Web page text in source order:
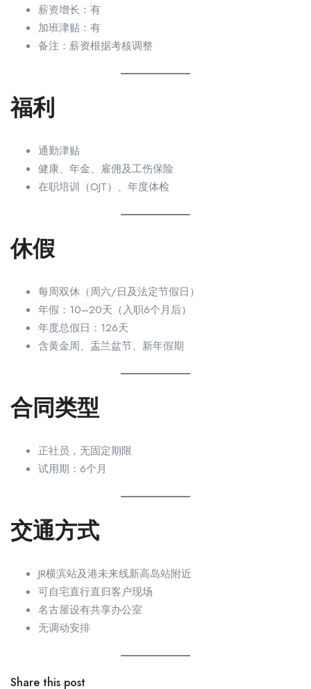
薪资增长：有
加班津贴：有
备注：薪资根据考核调整
福利
通勤津贴
健康、年金、雇佣及工伤保险
在职培训（OJT）、年度体检
休假
每周双休（周六/日及法定节假日）
年假：10–20天（入职6个月后）
年度总假日：126天
含黄金周、盂兰盆节、新年假期
合同类型
正社员，无固定期限
试用期：6个月
交通方式
JR横滨站及港未来线新高岛站附近
可自宅直行直归客户现场
名古屋设有共享办公室
无调动安排
Share this post